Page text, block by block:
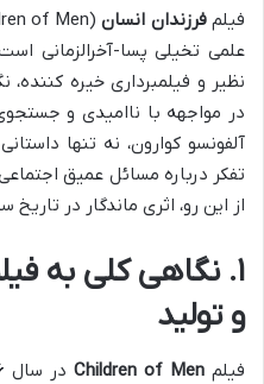
فیلمفرزندان انسان
علمی تخیلی پسا-آخرالزمانی
نظیر و فیلمبرداری خیره
در مواجهه با ناامیدی و
آلفونسو کوارون، نه تنها
تفکر درباره مسائل عمیق
از این رو، اثری ماندگار در
۱. نگاهی کلی به
و تولید
فیلم Children of Men